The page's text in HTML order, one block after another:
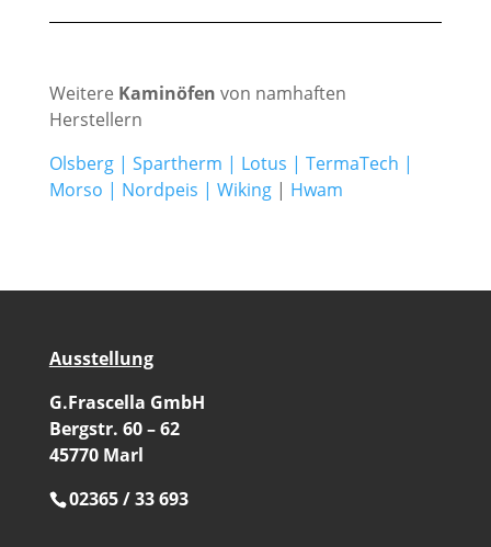
Weitere Kaminöfen von namhaften
Herstellern
Olsberg| Spartherm | Lotus | TermaTech |
Morso | Nordpeis | Wiking| Hwam
Ausstellung
G.Frascella GmbH
Bergstr. 60 – 62
45770 Marl
02365 / 33 693